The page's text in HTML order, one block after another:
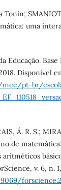
Tonin;
uma
Educação.
Disponível
mec/pt-br/
Á. R. S.;
de
v. 6, n.